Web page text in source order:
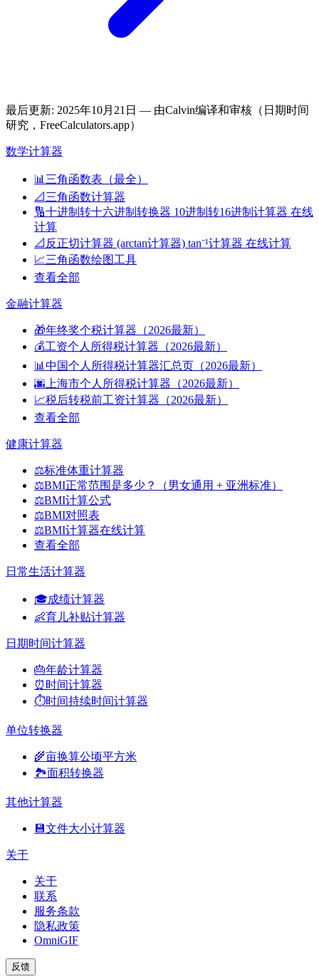
最后更新: 2025年10月21日 — 由Calvin编译和审核（日期时间
研究，FreeCalculators.app）
数学计算器
📊 三角函数表（最全）
📐 三角函数计算器
🔢十进制转十六进制转换器 10进制转16进制计算器 在线
计算
📐 反正切计算器 (arctan计算器) tan⁻¹计算器 在线计算
📈三角函数绘图工具
查看全部
金融计算器
🎁年终奖个税计算器（2026最新）
💰工资个人所得税计算器（2026最新）
📊 中国个人所得税计算器汇总页（2026最新）
🌆 上海市个人所得税计算器（2026最新）
📈税后转税前工资计算器（2026最新）
查看全部
健康计算器
⚖️标准体重计算器
⚖️BMI正常范围是多少？（男女通用 + 亚洲标准）
⚖️BMI计算公式
⚖️BMI对照表
⚖️BMI计算器在线计算
查看全部
日常生活计算器
🎓成绩计算器
👶育儿补贴计算器
日期时间计算器
🎂年龄计算器
⏰ 时间计算器
⏱️时间持续时间计算器
单位转换器
🌾亩换算公顷平方米
🏞️面积转换器
其他计算器
💾文件大小计算器
关于
关于
联系
服务条款
隐私政策
OmniGIF
反馈